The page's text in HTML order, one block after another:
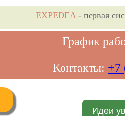
EXPEDEA- первая
График
Контакты: +7
Идеи